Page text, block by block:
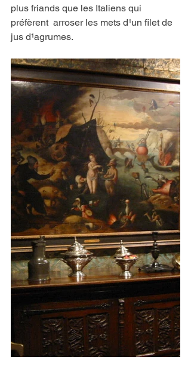
plus friands que les Italiens qui
préfèrent  arroser les mets d¹un filet de
jus d¹agrumes.